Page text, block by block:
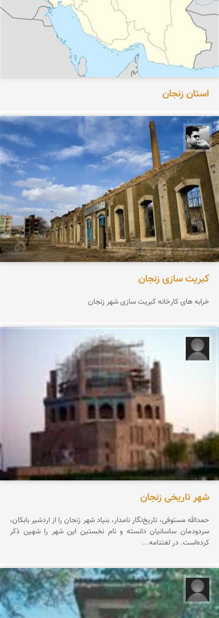
استان زنجان
بهروز سنگانی
کبریت سازی زنجان
خرابه های کارخانه کبریت سازی شهر زنجان
شهر تاریخی زنجان
حمدالله مستوفی، تاریخ‌نگار نامدار، بنیاد شهر زنجان را از اردشیر بابکان،
سردودمان ساسانیان دانسته و نام نخستین این شهر را شهین ذکر
کرده‌است. در لغتنامه...
فاطمه وفائیان